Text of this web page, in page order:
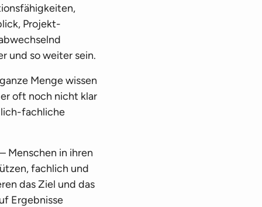
Projekt­
und so weiter sein.
Menge wissen
oft noch nicht klar
fachliche
Menschen in ihren
fachlich und
das Ziel und das
Ergebnisse